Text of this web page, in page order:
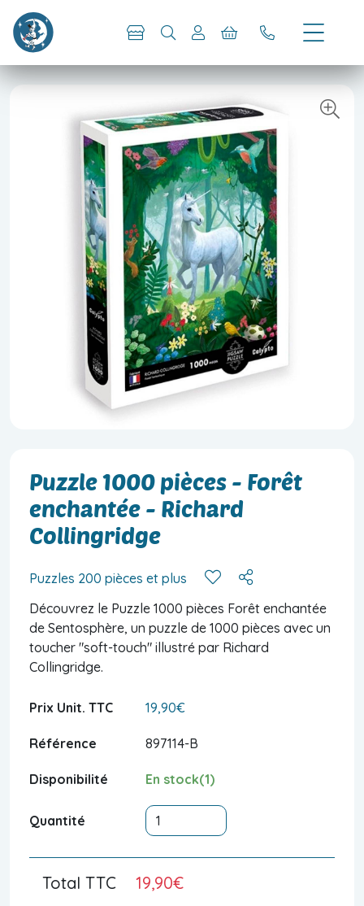
Puzzle 1000 pièces - Forêt
enchantée - Richard
Collingridge
Puzzles 200 pièces et plus
Découvrez le Puzzle 1000 pièces Forêt enchantée
de Sentosphère, un puzzle de 1000 pièces avec un
toucher "soft-touch" illustré par Richard
Collingridge.
Prix Unit. TTC 19,90€
Référence 897114-B
Disponibilité En stock(1)
Quantité
Total TTC 19,90€